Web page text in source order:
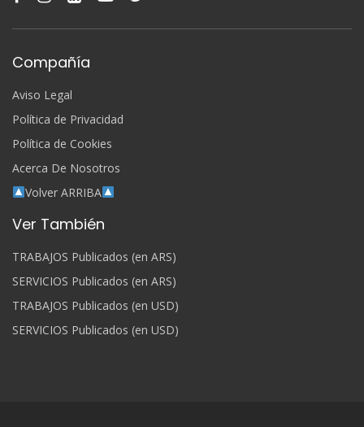
Compañía
Aviso Legal
Política de Privacidad
Política de Cookies
Acerca De Nosotros
Volver ARRIBA
Ver También
TRABAJOS Publicados (en ARS)
SERVICIOS Publicados (en ARS)
TRABAJOS Publicados (en USD)
SERVICIOS Publicados (en USD)